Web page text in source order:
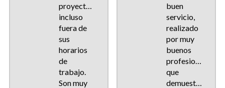
proyectos,
incluso
fuera de
sus
horarios
de
trabajo.
Son muy
buen
servicio,
realizado
por muy
buenos
profesionales,
que
demuestran